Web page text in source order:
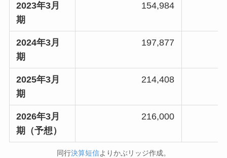
2023年3月
期
154,984
2024年3月
期
197,877
2025年3月
期
214,408
2026年3月
期（予想）
216,000
同行決算短信よりかぶリッジ作成。